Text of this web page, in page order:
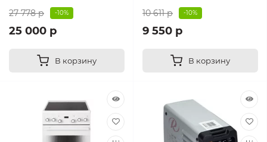
27 778 р -10%
25 000 р
В корзину
10 611 р -10%
9 550 р
В корзину